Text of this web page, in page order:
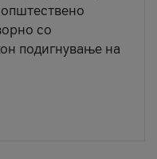
со
подигнување на